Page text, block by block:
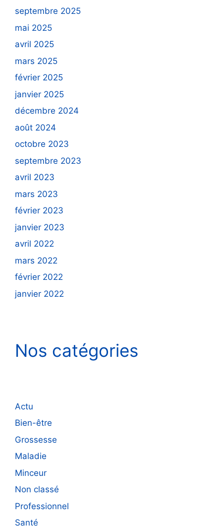
septembre 2025
mai 2025
avril 2025
mars 2025
février 2025
janvier 2025
décembre 2024
août 2024
octobre 2023
septembre 2023
avril 2023
mars 2023
février 2023
janvier 2023
avril 2022
mars 2022
février 2022
janvier 2022
Nos catégories
Actu
Bien-être
Grossesse
Maladie
Minceur
Non classé
Professionnel
Santé